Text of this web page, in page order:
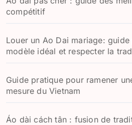
compétitif
Louer un Ao Dai mariage:
modèle idéal et respecter la
Guide pratique pour ramener
mesure du Vietnam
Áo dài cách tân : fusion de